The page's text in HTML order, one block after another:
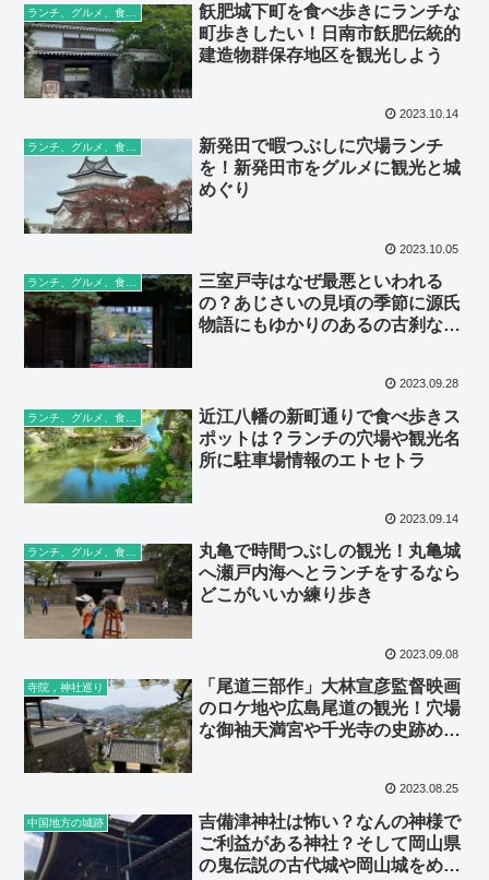
飫肥城下町を食べ歩きにランチな
町歩きしたい！日南市飫肥伝統的
建造物群保存地区を観光しよう
2023.10.14
ランチ、グルメ、食べ歩き
新発田で暇つぶしに穴場ランチ
を！新発田市をグルメに観光と城
めぐり
2023.10.05
三室戸寺はなぜ最悪といわれる
の？あじさいの見頃の季節に源氏
物語にもゆかりのあるの古刹な寺
2023.09.28
近江八幡の新町通りで食べ歩きス
ポットは？ランチの穴場や観光名
所に駐車場情報のエトセトラ
2023.09.14
ランチ、グルメ、食べ歩き
丸亀で時間つぶしの観光！丸亀城
へ瀬戸内海へとランチをするなら
どこがいいか練り歩き
2023.09.08
寺院，神社巡り
「尾道三部作」大林宣彦監督映画
のロケ地や広島尾道の観光！穴場
な御袖天満宮や千光寺の史跡めぐ
2023.08.25
中国地方の城跡
吉備津神社は怖い？なんの神様で
ご利益がある神社？そして岡山県
の鬼伝説の古代城や岡山城をめぐ